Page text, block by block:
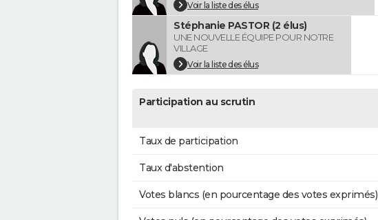
Voir la liste des élus
Stéphanie PASTOR (2 élus)
UNE NOUVELLE ÉQUIPE POUR NOTRE
VILLAGE
Voir la liste des élus
Participation au scrutin
Taux de participation
Taux d'abstention
Votes blancs (en pourcentage des votes exprimés)